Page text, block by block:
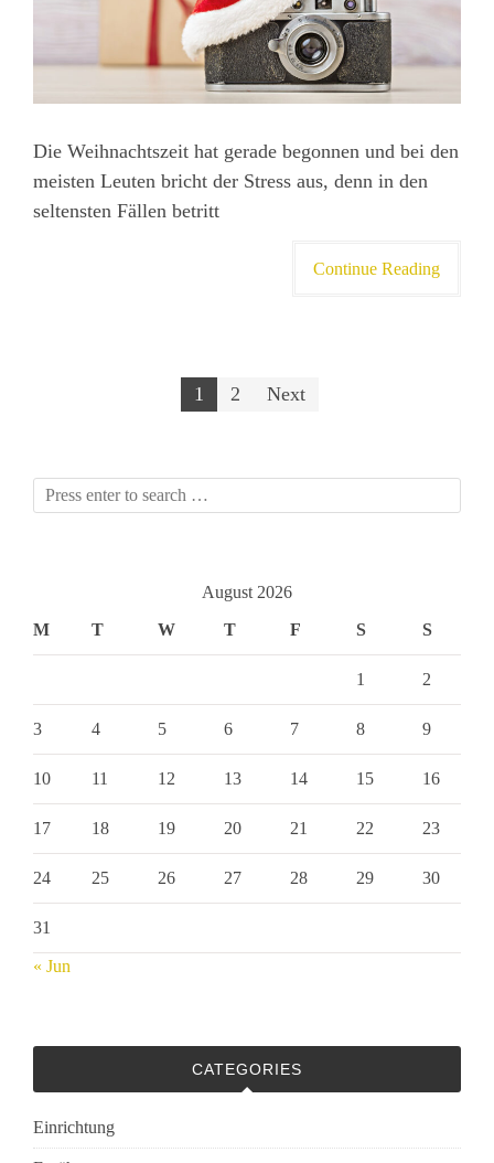
Die Weihnachtszeit hat gerade begonnen und bei den
meisten Leuten bricht der Stress aus, denn in den
seltensten Fällen betritt
Continue Reading
1 2 Next
August 2026
M
T W T F S S
1 2
3 4 5 6 7 8 9
10 11 12 13 14 15 16
17 18 19 20 21 22 23
24 25 26 27 28 29 30
31
« Jun
CATEGORIES
Einrichtung